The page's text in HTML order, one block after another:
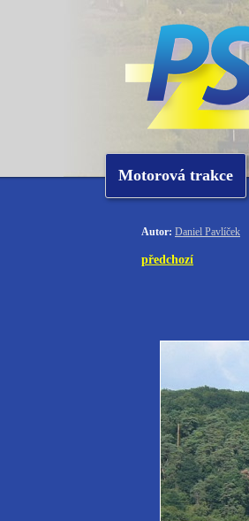
Motorová trakce
Autor: Daniel Pavlíček
předchozí